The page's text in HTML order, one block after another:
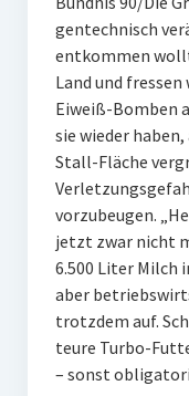
gentechnisch
entkommen
Land und
Eiweiß-Bomben
sie wieder
Stall-Fläche
vorzubeugen.
jetzt zwar nicht
6.500 Liter Milch
aber
trotzdem auf.
teure Turbo-
– sonst